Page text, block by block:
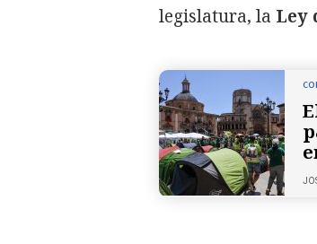
legislatura, la Ley